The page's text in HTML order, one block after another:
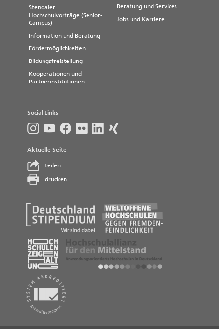
E-Mail:
info@wobau-magdeburg.de
www.wobau-magdeburg.de
Stendaler
Hochschulvorträge (Senior-
Campus)
Information und Beratung
Fördermöglichkeiten
Bildungsfreistellung
Kooperationen und
Partnerinstitutionen
Beratung und Services
Jobs und Karriere
Social Links
Aktuelle Seite
teilen
drucken